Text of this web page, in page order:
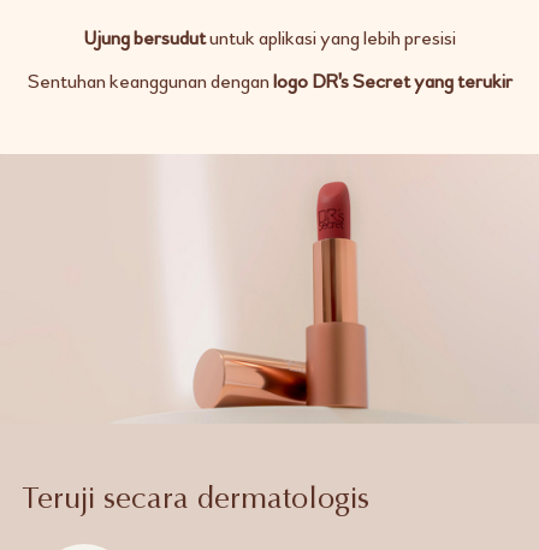
Ujung bersudutuntuk aplikasi yang lebih presisi
Sentuhan keanggunan denganlogo DR's Secret yang terukir
Teruji secara dermatologis